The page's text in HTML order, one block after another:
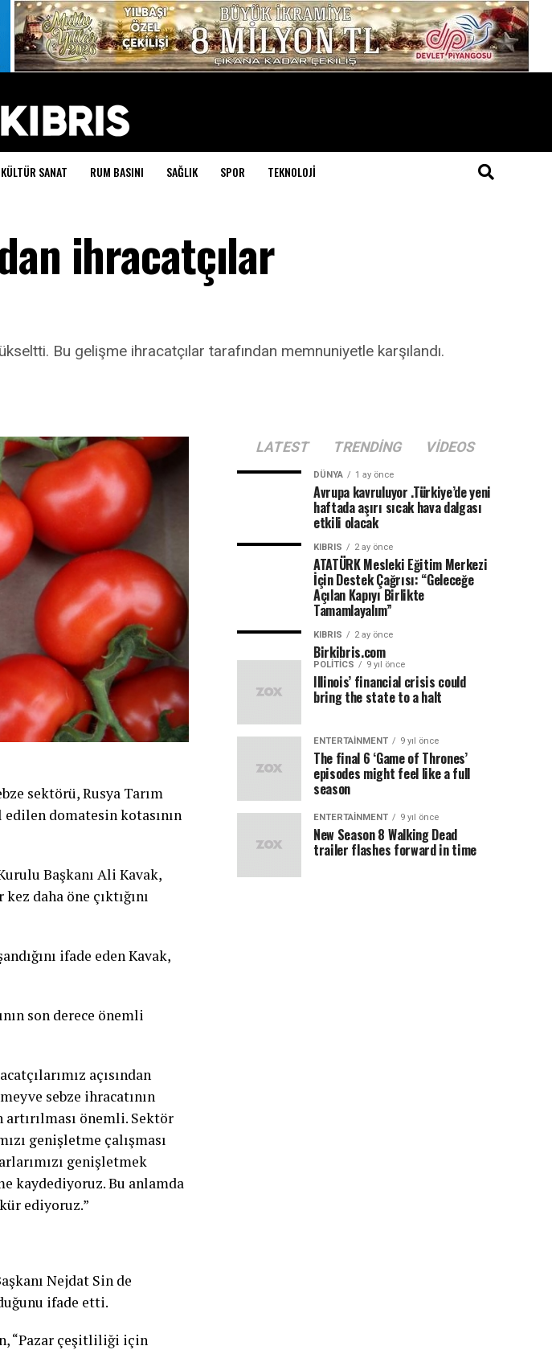
KÜLTÜR SANAT RUM BASINI SAĞLIK SPOR TEKNOLOJI
ihracatçılar
Bu gelişme ihracatçılar tarafından memnuniyetle karşılandı.
sektörü, Rusya Tarım
domatesin kotasının
Başkanı Ali Kavak,
daha öne çıktığını
ifade eden Kavak,
son derece önemli
açısından
sebze ihracatının
artırılması önemli. Sektör
genişletme çalışması
genişletmek
kaydediyoruz. Bu anlamda
ediyoruz.”
Nejdat Sin de
ifade etti.
“Pazar çeşitliliği için
LATEST TRENDING VIDEOS
DÜNYA 1 ay önce
Avrupa kavruluyor .Türkiye’de yeni
haftada aşırı sıcak hava dalgası
etkili olacak
KIBRIS 2 ay önce
ATATÜRK Mesleki Eğitim Merkezi
İçin Destek Çağrısı: “Geleceğe
Açılan Kapıyı Birlikte
Tamamlayalım”
KIBRIS 2 ay önce
Birkibris.com
POLITICS 9 yıl önce
Illinois’ financial crisis could
bring the state to a halt
ENTERTAINMENT 9 yıl önce
The final 6 ‘Game of Thrones’
episodes might feel like a full
season
ENTERTAINMENT 9 yıl önce
New Season 8 Walking Dead
trailer flashes forward in time